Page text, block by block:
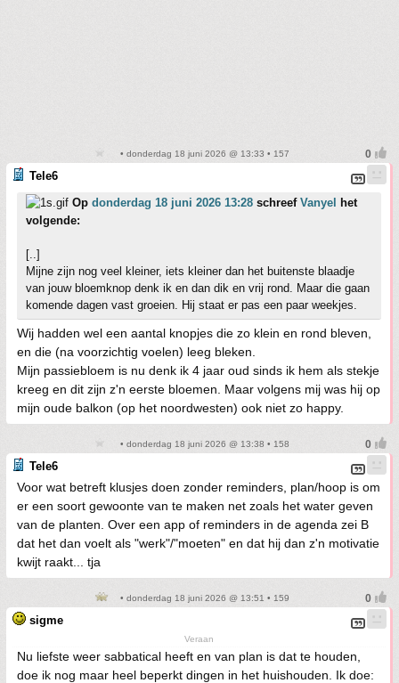
• donderdag 18 juni 2026 @ 13:33 • 157
Tele6
Op donderdag 18 juni 2026 13:28 schreef Vanyel
het
volgende:
[..]
Mijne zijn nog veel kleiner, iets kleiner dan het buitenste blaadje
van jouw bloemknop denk ik en dan dik en vrij rond. Maar die gaan
komende dagen vast groeien. Hij staat er pas een paar weekjes.
Wij hadden wel een aantal knopjes die zo klein en rond bleven,
en die (na voorzichtig voelen) leeg bleken.
Mijn passiebloem is nu denk ik 4 jaar oud sinds ik hem als stekje
kreeg en dit zijn z'n eerste bloemen. Maar volgens mij was hij op
mijn oude balkon (op het noordwesten) ook niet zo happy.
• donderdag 18 juni 2026 @ 13:38 • 158
Tele6
Voor wat betreft klusjes doen zonder reminders, plan/hoop is om
er een soort gewoonte van te maken net zoals het water geven
van de planten. Over een app of reminders in de agenda zei B
dat het dan voelt als "werk"/"moeten" en dat hij dan z'n motivatie
kwijt raakt... tja
• donderdag 18 juni 2026 @ 13:51 • 159
sigme
Veraan
Nu liefste weer sabbatical heeft en van plan is dat te houden,
doe ik nog maar heel beperkt dingen in het huishouden. Ik doe: